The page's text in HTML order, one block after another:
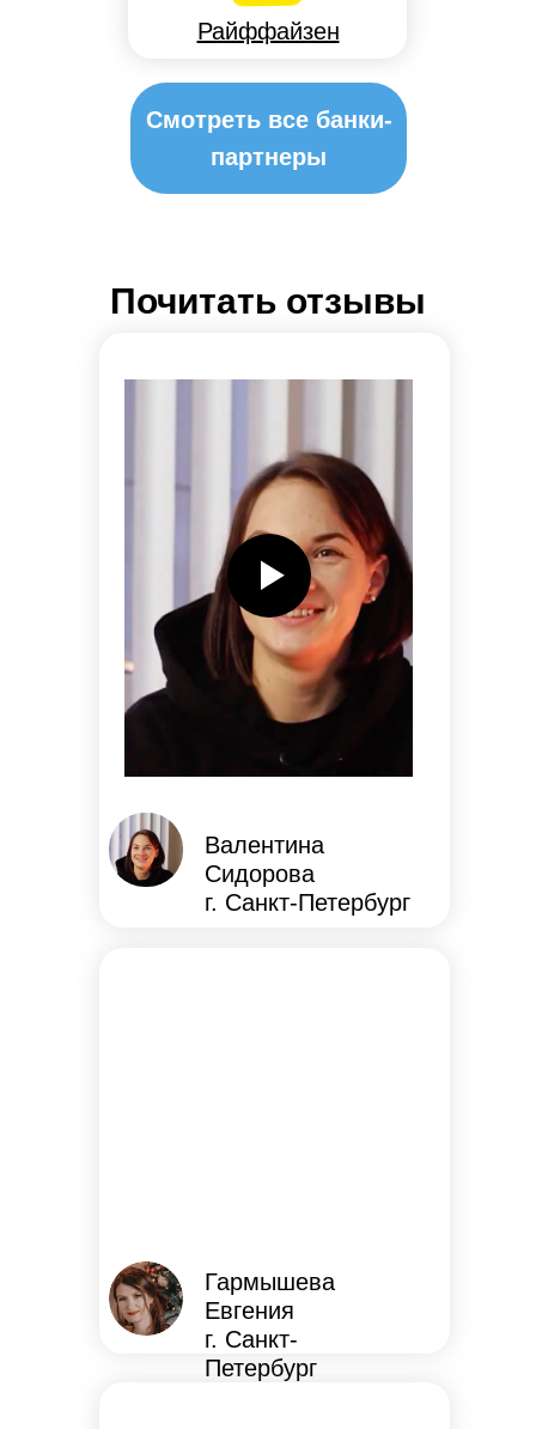
Смотреть все банки-
партнеры
Райффайзен
Почитать отзывы
Гармышева
Евгения
г. Санкт-
Петербург
Валентина
Сидорова
г. Санкт-Петербург